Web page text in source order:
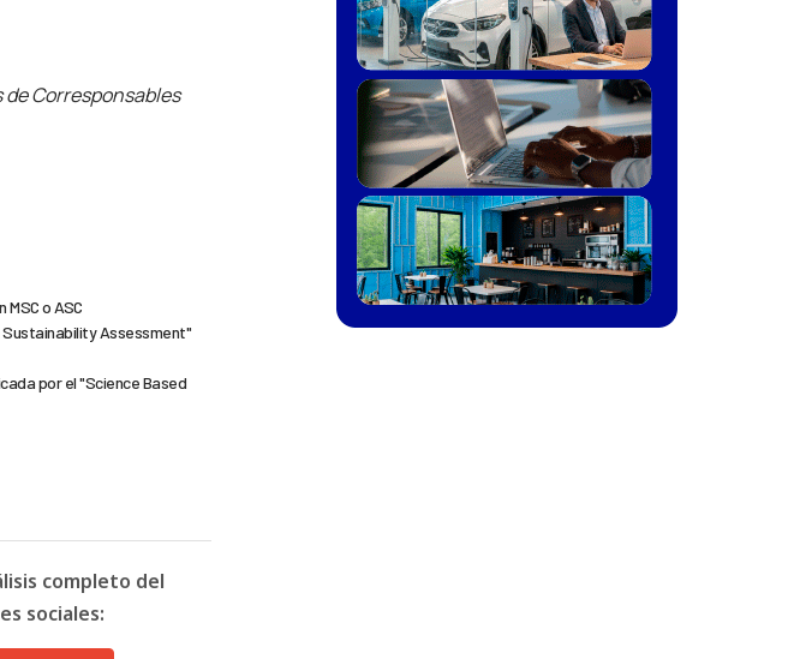
Corresponsables
o ASC
Sustainability Assessment"
por el "Science Based
completo del
sociales: